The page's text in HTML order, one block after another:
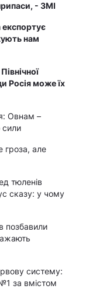
- ЗМІ
експортує
нам
Росія може їх
Овнам –
гроза, але
тюленів
сказу: у чому
позбавили
систему:
за вмістом